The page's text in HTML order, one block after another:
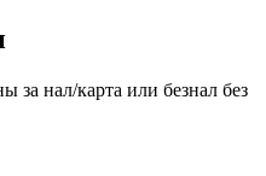
за нал/карта или безнал без